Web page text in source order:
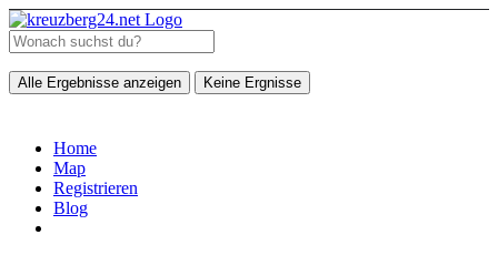
Alle Ergebnisse anzeigen Keine Ergnisse
Home
Map
Registrieren
Blog